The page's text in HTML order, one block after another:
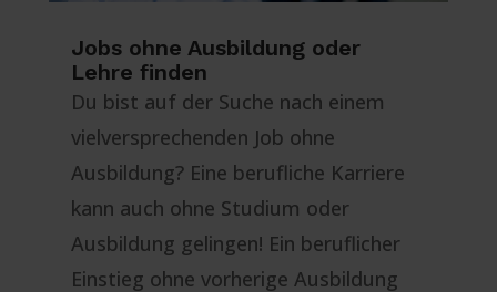
Jobs ohne Ausbildung oder
Lehre finden
Du bist auf der Suche nach einem
vielversprechenden Job ohne
Ausbildung? Eine berufliche Karriere
kann auch ohne Studium oder
Ausbildung gelingen! Ein beruflicher
Einstieg ohne vorherige Ausbildung